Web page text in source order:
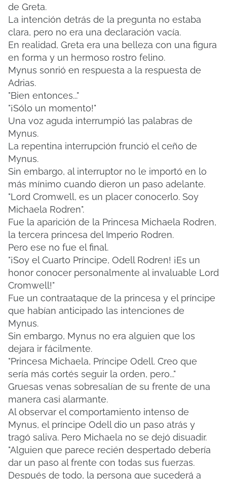
de Greta.
La intención detrás de la pregunta no estaba
clara, pero no era una declaración vacía.
En realidad, Greta era una belleza con una figura
en forma y un hermoso rostro felino.
Mynus sonrió en respuesta a la respuesta de
Adrias.
"Bien entonces..."
"¡Sólo un momento!"
Una voz aguda interrumpió las palabras de
Mynus.
La repentina interrupción frunció el ceño de
Mynus.
Sin embargo, al interruptor no le importó en lo
más mínimo cuando dieron un paso adelante.
"Lord Cromwell, es un placer conocerlo. Soy
Michaela Rodren".
Fue la aparición de la Princesa Michaela Rodren,
la tercera princesa del Imperio Rodren.
Pero ese no fue el final.
"¡Soy el Cuarto Príncipe, Odell Rodren! ¡Es un
honor conocer personalmente al invaluable Lord
Cromwell!"
Fue un contraataque de la princesa y el príncipe
que habían anticipado las intenciones de
Mynus.
Sin embargo, Mynus no era alguien que los
dejara ir fácilmente.
"Princesa Michaela, Príncipe Odell. Creo que
sería más cortés seguir la orden, pero..."
Gruesas venas sobresalían de su frente de una
manera casi alarmante.
Al observar el comportamiento intenso de
Mynus, el príncipe Odell dio un paso atrás y
tragó saliva. Pero Michaela no se dejó disuadir.
"Alguien que parece recién despertado debería
dar un paso al frente con todas sus fuerzas.
Después de todo, la persona que sucederá a